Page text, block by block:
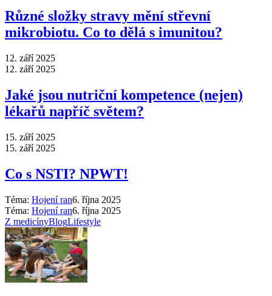
Různé složky stravy mění střevní
mikrobiotu. Co to dělá s imunitou?
12. září 2025
12. září 2025
Jaké jsou nutriční kompetence (nejen)
lékařů napříč světem?
15. září 2025
15. září 2025
Co s NSTI? NPWT!
Téma: Hojení ran6. října 2025
Téma: Hojení ran6. října 2025
Z medicínyBlogLifestyle